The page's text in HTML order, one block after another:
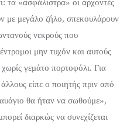
τα «ασφάλιστρα» οι άρχοντές
με μεγάλο ζήλο, σπεκουλάρουν
νεκρούς που
μην τυχόν και αυτούς
χωρίς γεμάτο πορτοφόλι. Για
είπε ο ποιητής πριν από
θα ήταν να σωθούμε»,
διαρκώς να συνεχίζεται